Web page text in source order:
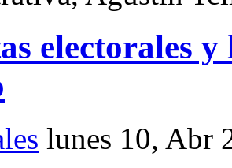
electorales
lunes 10, Abr